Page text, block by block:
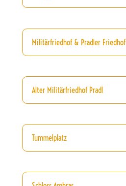
Militärfriedhof & Pradler Friedhof
Alter Militärfriedhof Pradl
Tummelplatz